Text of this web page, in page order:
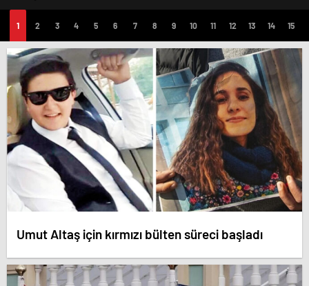
Umut Altaş için kırmızı bülten süreci başladı